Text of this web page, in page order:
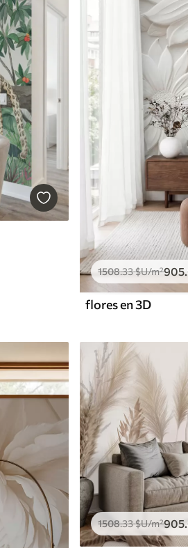
1508.33$U/m²905
flores en 3D
1508.33$U/m²905